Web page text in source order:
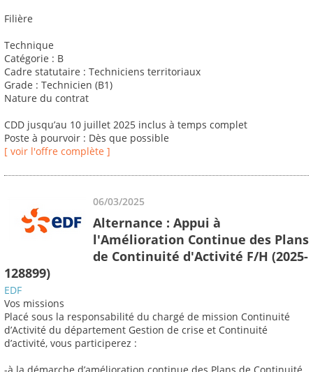
Filière
Technique
Catégorie : B
Cadre statutaire : Techniciens territoriaux
Grade : Technicien (B1)
Nature du contrat
CDD jusqu’au 10 juillet 2025 inclus à temps complet
Poste à pourvoir : Dès que possible
[ voir l'offre complète ]
06/03/2025
Alternance : Appui à
l'Amélioration Continue des Plans
de Continuité d'Activité F/H (2025-
128899)
EDF
Vos missions
Placé sous la responsabilité du chargé de mission Continuité
d’Activité du département Gestion de crise et Continuité
d’activité, vous participerez :